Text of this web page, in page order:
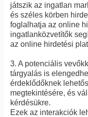
játszik az ingatlan
és széles körben
foglalhatja az online
ingatlanközvetítők
az online hirdetési
3. A potenciális
tárgyalás is
érdeklődőknek
megtekintésére, és
kérdésükre.
Ezek az interakciók